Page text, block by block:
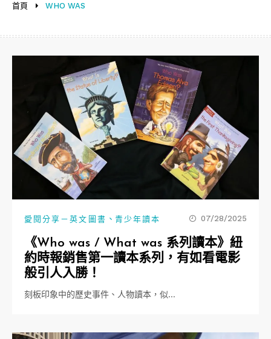
首頁 WHO WAS
愛閱分享－英文圖書 、 青少年讀本 07/28/2025
《Who was / What was 系列讀本》紐
約時報銷售第一讀本系列，有如看電影
般引人入勝！
刻板印象中的歷史事件、人物讀本，似…